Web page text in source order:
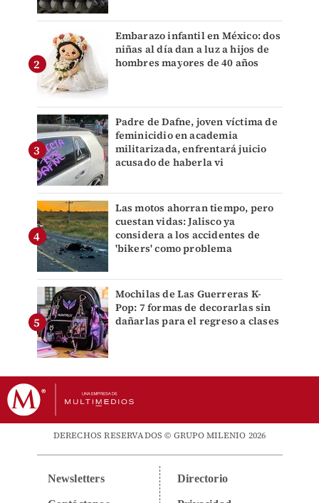
Embarazo infantil en México: dos
niñas al día dan a luz a hijos de
hombres mayores de 40 años
Padre de Dafne, joven víctima de
feminicidio en academia
militarizada, enfrentará juicio
acusado de haberla vi
Las motos ahorran tiempo, pero
cuestan vidas: Jalisco ya
considera a los accidentes de
'bikers' como problema
Mochilas de Las Guerreras K-
Pop: 7 formas de decorarlas sin
dañarlas para el regreso a clases
DERECHOS RESERVADOS © GRUPO MILENIO 2026
Newsletters Directorio